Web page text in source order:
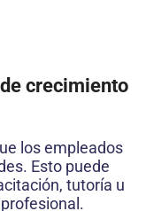
crecimiento
los empleados
Esto puede
tutoría u